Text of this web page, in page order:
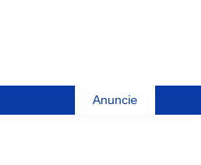
Anuncie